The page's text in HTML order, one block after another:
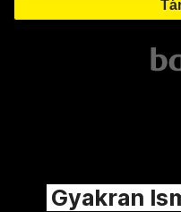
Gyakran